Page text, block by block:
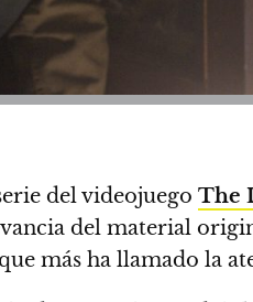
del videojuego The
del material
más ha llamado la